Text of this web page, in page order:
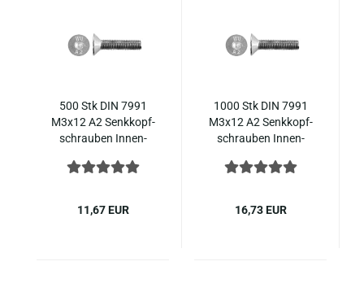
500 Stk DIN 7991
M3x12 A2 Senk­kopf­
schrau­ben In­nen­
Edel­stahl
11,67 EUR
1000 Stk DIN 7991
M3x12 A2 Senk­kopf­
schrau­ben In­nen­
Edel­stahl
16,73 EUR